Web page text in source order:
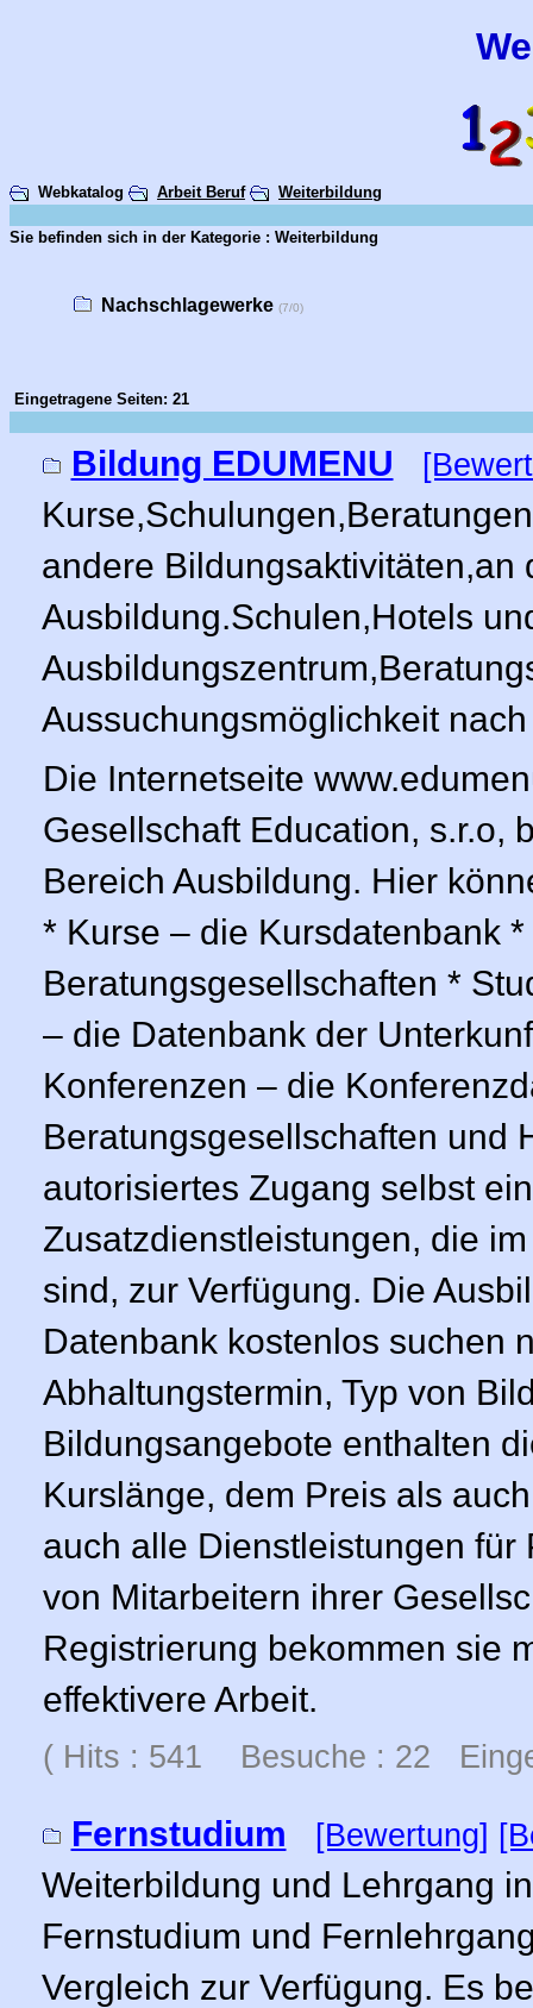
Webkatalog Arbeit Beruf Weiterbildung
Sie befinden sich in der Kategorie : Weiterbildung
Nachschlagewerke (7/0)
Eingetragene Seiten: 21
Bildung EDUMENU
andere Bildungsaktivitäten,an
Ausbildung.Schulen,Hotels
Aussuchungsmöglichkeit
Die Internetseite
Gesellschaft Education, s.r.o,
Bereich Ausbildung. Hier
* Kurse – die Kursdatenbank
Beratungsgese­llschaften *
– die Datenbank der
Konferenzen – die
Beratungsgese­llschaften und
autorisiertes Zugang selbst
Zusatzdienstle­istungen, die
sind, zur Verfügung. Die
Datenbank kostenlos suchen
Abhaltungstermin, Typ von
Bildungsangebote enthalten
Kurslänge, dem Preis als
auch alle Dienstleistungen
von Mitarbeitern ihrer
Registrierung bekommen sie
effektivere Arbeit.
( Hits : 541 Besuche : 22
Fernstudium [Bewertung]
Weiterbildung und Lehrgang
Fernstudium und
Vergleich zur Verfügung. Es